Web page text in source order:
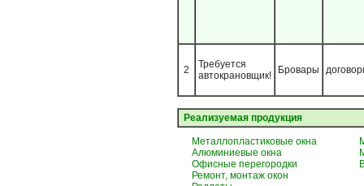
2
Требуется
автокрановщик!
Бровары
Реализуемая продукция
Металлопластиковые окна
Алюминиевые окна
Офисные перегородки
Ремонт, монтаж окон